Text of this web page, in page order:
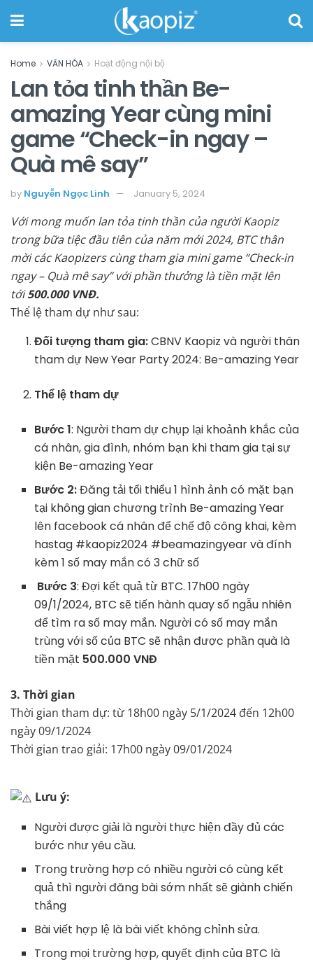
Home VĂN HÓA Hoạt động nội bộ
Lan tỏa tinh thần Be-
amazing Year cùng mini
game “Check-in ngay –
Quà mê say”
by Nguyễn Ngọc Linh January 5, 2024
Với mong muốn lan tỏa tinh thần của người Kaopiz
trong bữa tiệc đầu tiên của năm mới 2024, BTC thân
mời các Kaopizers cùng tham gia mini game “Check-in
ngay – Quà mê say” với phần thưởng là tiền mặt lên
tới500.000 VNĐ.
Thể lệ tham dự như sau:
Đối tượng tham gia:CBNV Kaopiz và người thân
tham dự New Year Party 2024: Be-amazing Year
Thể lệ tham dự
Bước 1: Người tham dự chụp lại khoảnh khắc của
cá nhân, gia đình, nhóm bạn khi tham gia tại sự
kiện Be-amazing Year
Bước 2:Đăng tải tối thiểu 1 hình ảnh có mặt bạn
tại không gian chương trình Be-amazing Year
lên facebook cá nhân để chế độ công khai, kèm
hastag #kaopiz2024 #beamazingyear và đính
kèm 1 số may mắn có 3 chữ số
Bước 3: Đợi kết quả từ BTC. 17h00 ngày
09/1/2024, BTC sẽ tiến hành quay số ngẫu nhiên
để tìm ra số may mắn. Người có số may mắn
trùng với số của BTC sẽ nhận được phần quà là
tiền mặt 500.000 VNĐ
3. Thời gian
Thời gian tham dự: từ 18h00 ngày 5/1/2024 đến 12h00
ngày 09/1/2024
Thời gian trao giải: 17h00 ngày 09/01/2024
Lưu ý:
Người được giải là người thực hiện đầy đủ các
bước như yêu cầu.
Trong trường hợp có nhiều người có cùng kết
quả thì người đăng bài sớm nhất sẽ giành chiến
thắng
Bài viết hợp lệ là bài viết không chỉnh sửa.
Trong mọi trường hợp, quyết định của BTC là